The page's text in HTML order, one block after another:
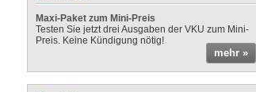
Maxi-Paket zum Mini-Preis
Testen Sie jetzt drei Ausgaben der VKU zum Mini-
Preis. Keine Kündigung nötig!
mehr »